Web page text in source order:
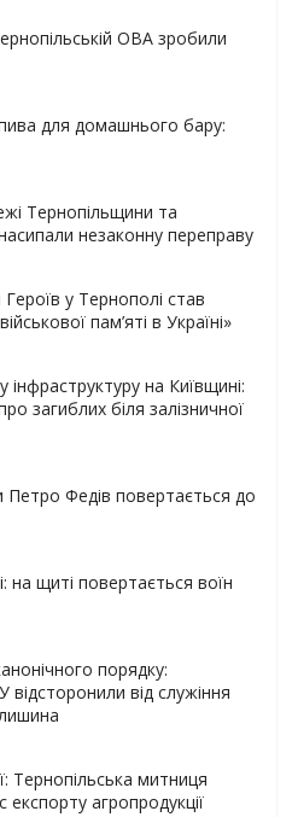
ОВА зробили
для домашнього бару:
Тернопільщини та
незаконну переправу
у Тернополі став
пам’яті в Україні»
інфраструктуру на Київщині:
загиблих біля залізничної
Петро Федів повертається до
на щиті повертається воїн
порядку:
відсторонили від служіння
Тернопільська митниця
агропродукції